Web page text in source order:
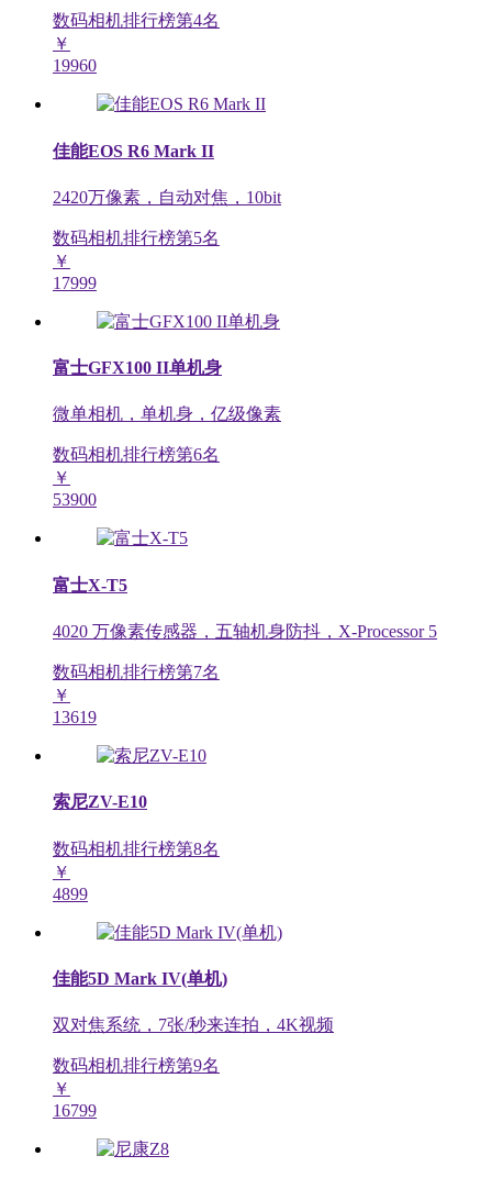
数码相机排行榜第4名
￥
19960
佳能EOS R6 Mark II
2420万像素，自动对焦，10bit
数码相机排行榜第5名
￥
17999
富士GFX100 II单机身
微单相机，单机身，亿级像素
数码相机排行榜第6名
￥
53900
富士X-T5
4020 万像素传感器，五轴机身防抖，X-Processor 5
数码相机排行榜第7名
￥
13619
索尼ZV-E10
数码相机排行榜第8名
￥
4899
佳能5D Mark IV(单机)
双对焦系统，7张/秒来连拍，4K视频
数码相机排行榜第9名
￥
16799